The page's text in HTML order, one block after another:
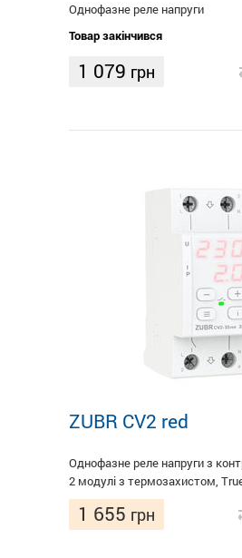
Однофазне реле напруги
Товар закінчився
1 079 грн
ZUBR CV2 red
Однофазне реле напруги з
2 модулі з термозахистом,
1 655 грн